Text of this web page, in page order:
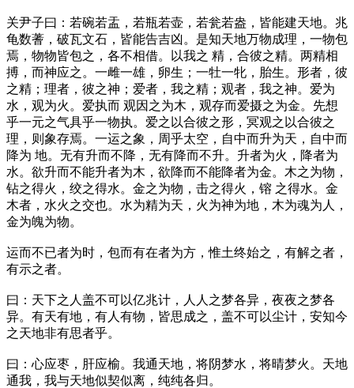
关尹子曰：若碗若盂，若瓶若壶，若瓮若盎，皆能建天地。兆
龟数蓍，破瓦文石，皆能告吉凶。是知天地万物成理，一物包
焉，物物皆包之，各不相借。以我之 精，合彼之精。两精相
搏，而神应之。一雌一雄，卵生；一牡一牝，胎生。形者，彼
之精；理者，彼之神；爱者，我之精；观者，我之神。爱为
水，观为火。爱执而 观因之为木，观存而爱摄之为金。先想
乎一元之气具乎一物执。爱之以合彼之形，冥观之以合彼之
理，则象存焉。一运之象，周乎太空，自中而升为天，自中而
降为 地。无有升而不降，无有降而不升。升者为火，降者为
水。欲升而不能升者为木，欲降而不能降者为金。木之为物，
钻之得火，绞之得水。金之为物，击之得火，镕 之得水。金
木者，水火之交也。水为精为天，火为神为地，木为魂为人，
金为魄为物。
运而不已者为时，包而有在者为方，惟土终始之，有解之者，
有示之者。
曰：天下之人盖不可以亿兆计，人人之梦各异，夜夜之梦各
异。有天有地，有人有物，皆思成之，盖不可以尘计，安知今
之天地非有思者乎。
曰：心应枣，肝应榆。我通天地，将阴梦水，将晴梦火。天地
通我，我与天地似契似离，纯纯各归。